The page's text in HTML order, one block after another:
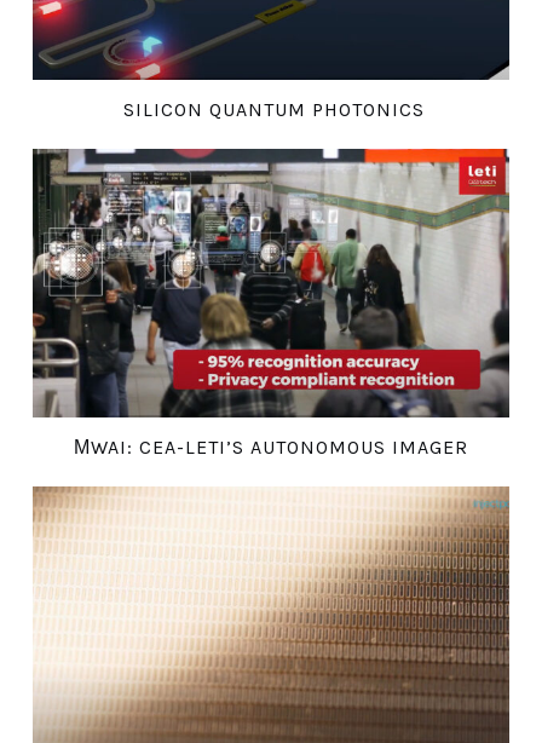
SILICON QUANTUM PHOTONICS
ΜWAI: CEA-LETI’S AUTONOMOUS IMAGER